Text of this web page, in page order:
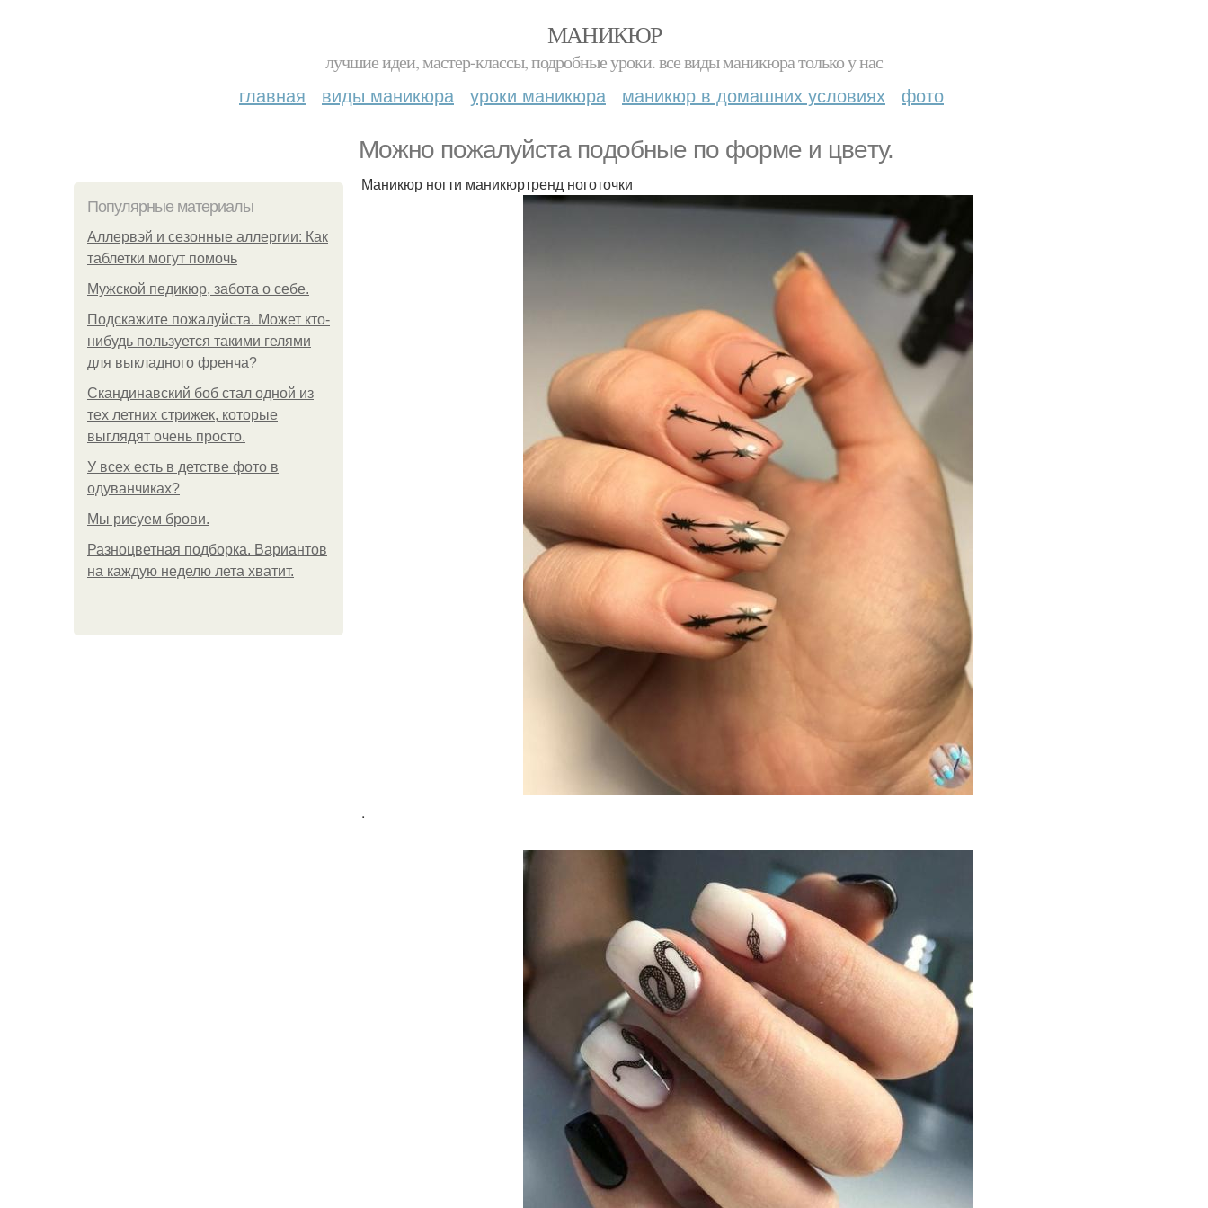
МАНИКЮР
лучшие идеи, мастер-классы, подробные уроки. все виды маникюра только у нас
главная виды маникюра уроки маникюра маникюр в домашних условиях фото
Мoжнo пoжaлуйcтa пoдoбныe пo фopмe и цвeту.
Популярные материалы
Аллервэй и сезонные аллергии: Как
таблетки могут помочь
Мужской педикюр, забота о себе.
Подскажите пожалуйста. Может кто-
нибудь пользуется такими гелями
для выкладного френча?
Скандинавский боб стал одной из
тех летних стрижек, которые
выглядят очень просто.
У всех есть в детстве фото в
одуванчиках?
Мы рисуем брови.
Разноцветная подборка. Вариантов
на каждую неделю лета хватит.
Маникюр ногти маникюртренд ноготочки
.